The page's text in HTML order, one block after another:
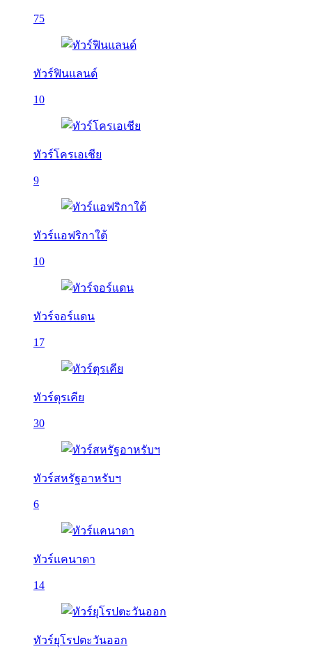
75
ทัวร์ฟินแลนด์
10
ทัวร์โครเอเชีย
9
ทัวร์แอฟริกาใต้
10
ทัวร์จอร์แดน
17
ทัวร์ตุรเคีย
30
ทัวร์สหรัฐอาหรับฯ
6
ทัวร์แคนาดา
14
ทัวร์ยุโรปตะวันออก